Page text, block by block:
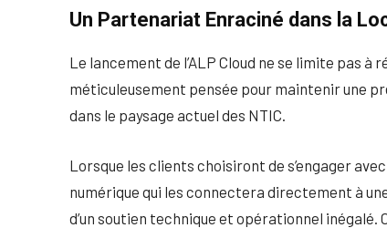
Un Partenariat Enraciné dans la
Le lancement de l’ALP Cloud ne se limite pas à
méticuleusement pensée pour maintenir une
dans le paysage actuel des NTIC.
Lorsque les clients choisiront de s’engager
numérique qui les connectera directement à
d’un soutien technique et opérationnel inégalé.